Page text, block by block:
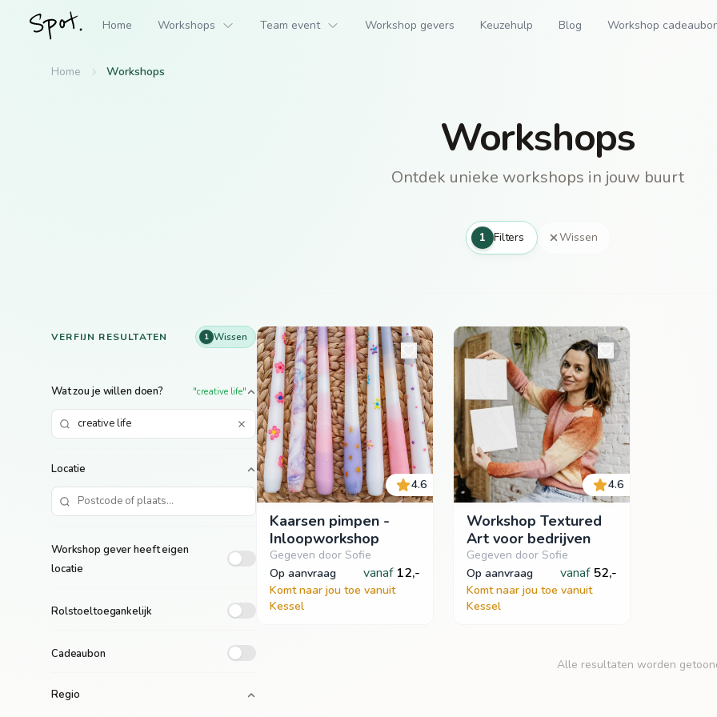
Home Workshops Team event Workshop gevers Keuzehulp Blog Workshop
Home Workshops
Workshops
Ontdek unieke workshops in jouw buurt
1 Filters Wissen
VERFIJN RESULTATEN 1 Wissen
Wat zou je willen doen? "creative life"
Locatie
Workshop gever heeft eigen
locatie
Rolstoeltoegankelijk
Cadeaubon
Regio
4.6
Kaarsen pimpen -
Inloopworkshop
Gegeven door Sofie
op aanvraag
vanaf 12,-
Komt naar jou toe vanuit
Kessel
4.6
Workshop Textured
Art voor bedrijven
Gegeven door Sofie
op aanvraag
vanaf 52,-
Komt naar jou toe vanuit
Kessel
Alle resultaten worden